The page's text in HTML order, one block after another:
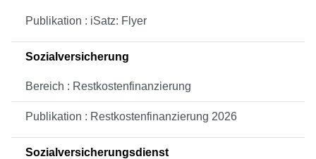
Publikation : iSatz: Flyer
Sozialversicherung
Bereich : Restkostenfinanzierung
Publikation : Restkostenfinanzierung 2026
Sozialversicherungsdienst